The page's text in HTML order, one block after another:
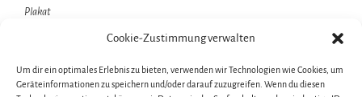
Cookie-Zustimmung verwalten
Um dir ein optimales Erlebnis zu bieten, verwenden wir Technologien wie Cookies, um
Geräteinformationen zu speichern und/oder darauf zuzugreifen. Wenn du diesen
Plakat
Format: 29,7 x 42 cm | Material: Bleistiftzeichnung, digital bearbeitet